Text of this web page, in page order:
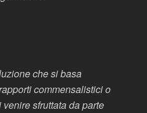
che si basa
commensalistici o
sfruttata da parte